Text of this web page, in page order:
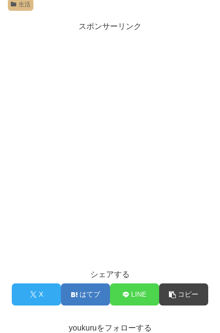
生活
スポンサーリンク
シェアする
X はてブ LINE コピー
youkuruをフォローする